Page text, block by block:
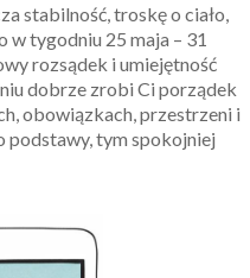
stabilność, troskę o ciało,
tygodniu 25 maja – 31
rozsądek i umiejętność
dobrze zrobi Ci porządek
obowiązkach, przestrzeni i
podstawy, tym spokojniej